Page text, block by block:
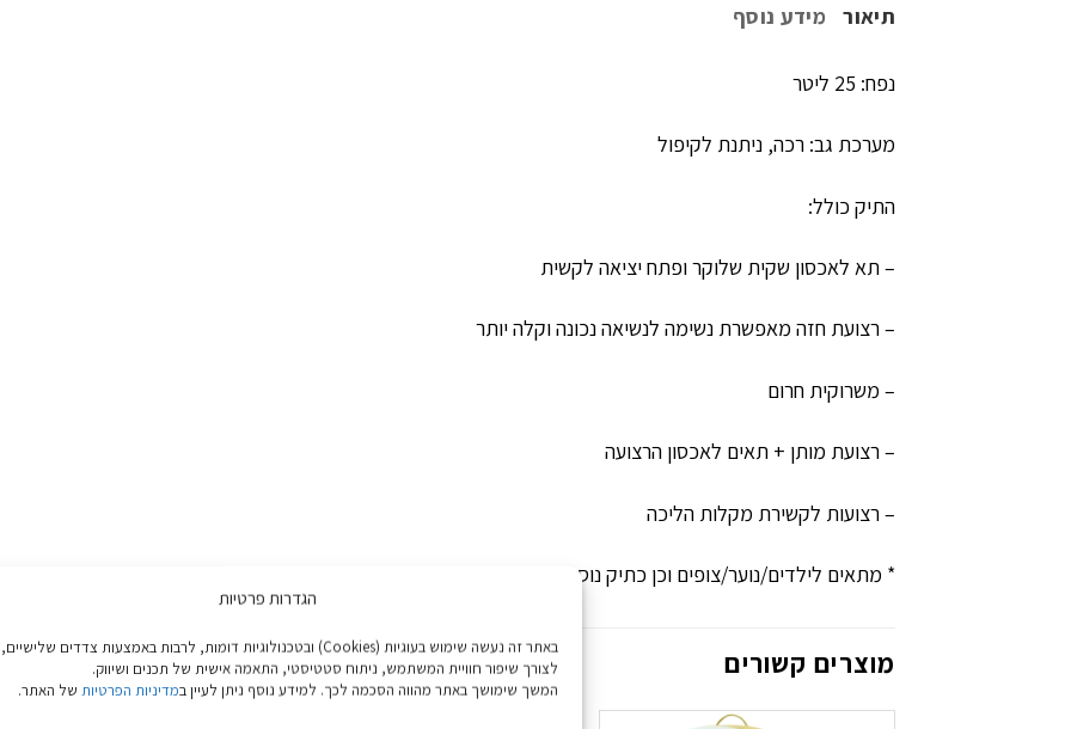
הגדרות פרטיות
באתר זה נעשה שימוש בעוגיות (Cookies) ובטכנולוגיות דומות, לרבות באמצעות צדדים שלישיים,
לצורך שיפור חוויית המשתמש, ניתוח סטטיסטי, התאמה אישית של תכנים ושיווק.
המשך שימושך באתר מהווה הסכמה לכך. למידע נוסף ניתן לעיין במדיניות הפרטיות של האתר.
תיאור מידע נוסף
נפח: 25 ליטר
מערכת גב: רכה, ניתנת לקיפול
התיק כולל:
– תא לאכסון שקית שלוקר ופתח יציאה לקשית
– רצועת חזה מאפשרת נשימה לנשיאה נכונה וקלה יותר
– משרוקית חרום
– רצועת מותן + תאים לאכסון הרצועה
– רצועות לקשירת מקלות הליכה
* מתאים לילדים/נוער/צופים וכן כתיק נוסף לתיק גדול
מוצרים קשורים